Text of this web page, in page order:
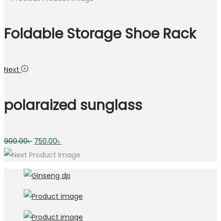
Foldable Storage Shoe Rack
Next
polaraized sunglass
900.00৳ Original
price
900.00৳ .
750.00৳
price
750.00৳ .